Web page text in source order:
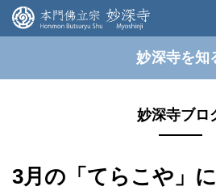
妙深寺を知
妙深寺ブロ
3月の「てらこや」